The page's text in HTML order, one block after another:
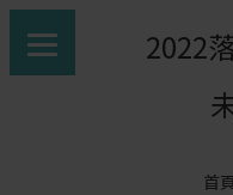
2022
首